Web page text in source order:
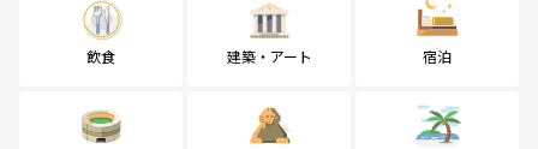
飲食 建築・アート 宿泊